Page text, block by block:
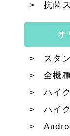
抗菌
オ
スタ
全機
ハイ
ハイ